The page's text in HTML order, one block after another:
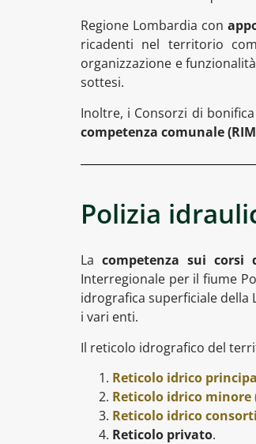
Regione Lombardia con
ricadenti nel territorio
organizzazione e
sottesi.
Inoltre, i Consorzi di
competenza comunale
Polizia
Lacompetenza sui corsi
Interregionale per il fiume
idrografica superficiale della
i vari enti.
Il reticolo idrografico del
Reticolo idrico
Reticolo idrico minore
Reticolo idrico
Reticolo privato.